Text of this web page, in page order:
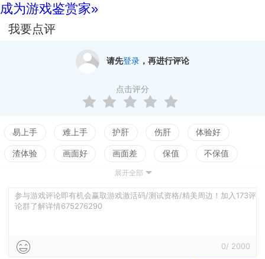
成为游戏鉴赏家»
我要点评
请先登录 ，再进行评论
点击评分
易上手 难上手 护肝 伤肝 体验好
渣体验 画面好 画面差 保值 不保值
测试
展开全部
参与游戏评论即有机会赢取游戏激活码/测试资格/精美周边！加入173评
论群了解详情675276290
0/ 2000